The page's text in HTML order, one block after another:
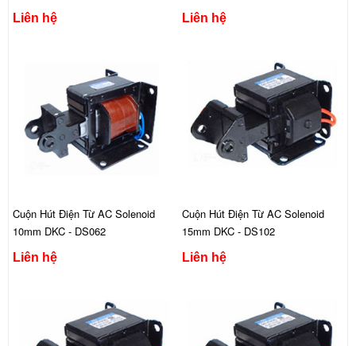
Liên hệ Liên hệ
Cuộn Hút Điện Từ AC Solenoid
10mm DKC - DS062
Liên hệ
Cuộn Hút Điện Từ AC Solenoid
15mm DKC - DS102
Liên hệ